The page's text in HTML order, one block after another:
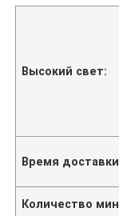
Высокий свет:
Время доставки
Количество мин